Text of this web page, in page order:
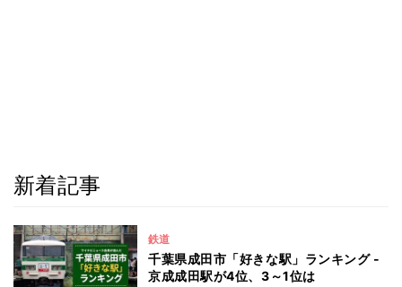
新着記事
鉄道
千葉県成田市「好きな駅」ランキング -
京成成田駅が4位、3～1位は